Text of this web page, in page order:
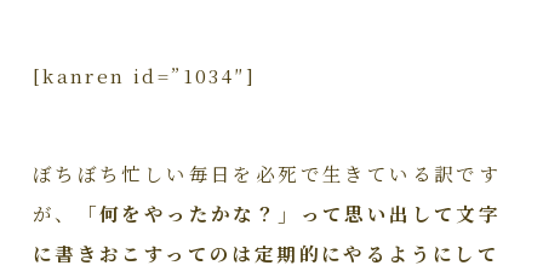
[kanren id=”1034″]
ぼちぼち忙しい毎日を必死で生きている訳です
が、
「何をやったかな？」って思い出して文字
に書きおこすってのは定期的にやるようにして